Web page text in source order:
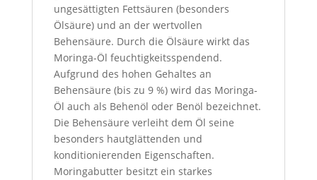
ungesättigten Fettsäuren (besonders
Ölsäure) und an der wertvollen
Behensäure. Durch die Ölsäure wirkt das
Moringa-Öl feuchtigkeitsspendend.
Aufgrund des hohen Gehaltes an
Behensäure (bis zu 9 %) wird das Moringa-
Öl auch als Behenöl oder Benöl bezeichnet.
Die Behensäure verleiht dem Öl seine
besonders hautglättenden und
konditionierenden Eigenschaften.
Moringabutter besitzt ein starkes